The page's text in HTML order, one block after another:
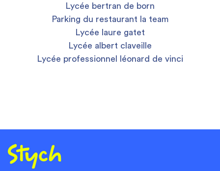
Lycée bertran de born
Parking du restaurant la team
Lycée laure gatet
Lycée albert claveille
Lycée professionnel léonard de vinci